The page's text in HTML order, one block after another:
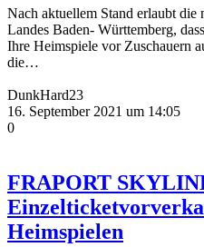
Nach aktuellem Stand erlaubt die
Landes Baden- Württemberg,
Ihre Heimspiele vor Zuschauern
die…
DunkHard23
16. September 2021 um 14:05
0
FRAPORT
Heimspielen